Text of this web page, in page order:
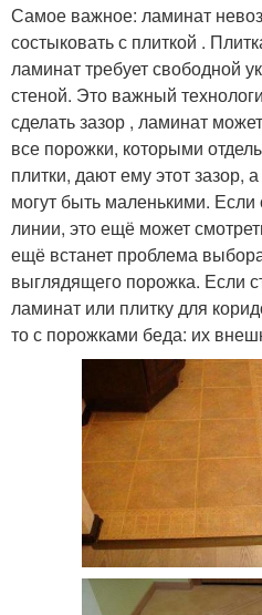
Самое важное: ламинат
состыковать с плиткой .
ламинат требует свободной
стеной. Это важный
сделать зазор , ламинат
все порожки, которыми
плитки, дают ему этот зазор,
могут быть маленькими.
линии, это ещё может
ещё встанет проблема
выглядящего порожка. Если
ламинат или плитку для
то с порожками беда: их